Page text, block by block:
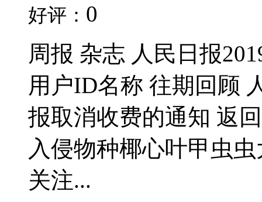
好评： 0
周报 杂志 人民日报
用户ID名称 往期回顾
报取消收费的通知 返
入侵物种椰心叶甲虫
关注...